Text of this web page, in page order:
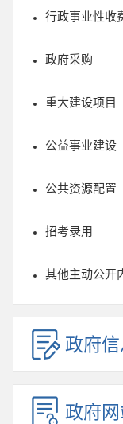
行政事业性收
政府采购
重大建设项目
公益事业建设
公共资源配置
招考录用
其他主动公开
政府
政府